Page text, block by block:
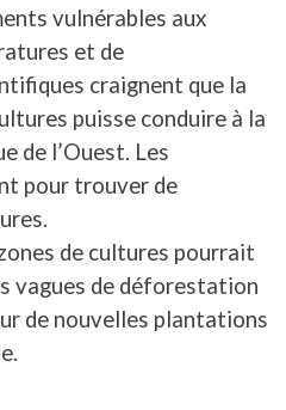
vulnérables aux
et de
craignent que la
puisse conduire à la
de l’Ouest. Les
pour trouver de
de cultures pourrait
vagues de déforestation
de nouvelles plantations